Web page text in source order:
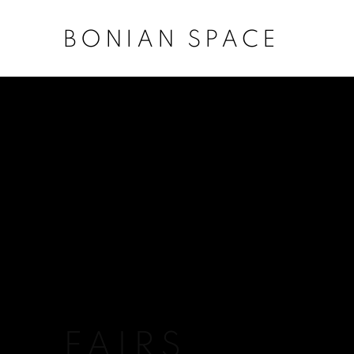
BONIAN SPACE